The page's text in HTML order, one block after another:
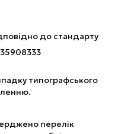
до стандарту
типографського
перелік